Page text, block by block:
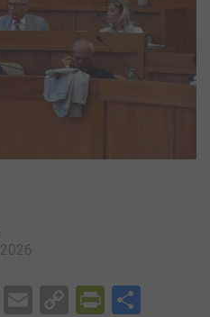
X EmailCopy